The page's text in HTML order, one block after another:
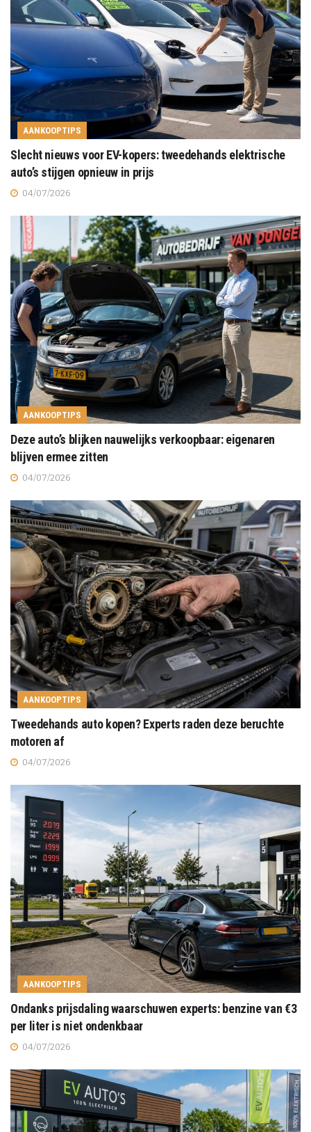
AANKOOPTIPS
Slecht nieuws voor EV-kopers: tweedehands elektrische
auto’s stijgen opnieuw in prijs
04/07/2026
AANKOOPTIPS
Deze auto’s blijken nauwelijks verkoopbaar: eigenaren
blijven ermee zitten
04/07/2026
AANKOOPTIPS
Tweedehands auto kopen? Experts raden deze beruchte
motoren af
04/07/2026
AANKOOPTIPS
Ondanks prijsdaling waarschuwen experts: benzine van €3
per liter is niet ondenkbaar
04/07/2026